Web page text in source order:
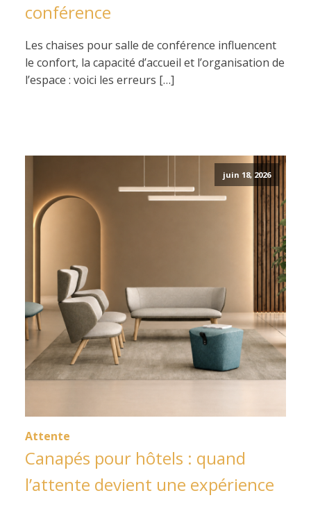
conférence
Les chaises pour salle de conférence influencent
le confort, la capacité d’accueil et l’organisation de
l’espace : voici les erreurs […]
juin 18, 2026
Attente
Canapés pour hôtels : quand
l’attente devient une expérience